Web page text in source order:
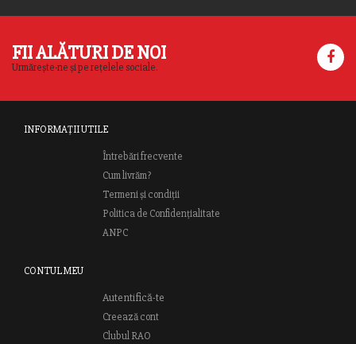
FII ALĂTURI DE NOI
Urmărește-ne și pe rețelele sociale.
INFORMAȚII UTILE
Întrebări frecvente
Cum livrăm?
Termeni și condiții
Politica de Confidențialitate
ANPC
CONTUL MEU
Autentifică-te
Creează cont
Clubul RAO